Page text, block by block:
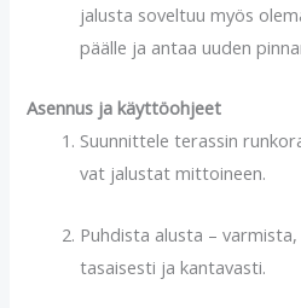
jalusta soveltuu myös
päälle ja antaa uuden
Asennus ja käyttöohjeet
Suunnittele terassin
vat jalustat mittoineen.
Puhdista alusta –
tasaisesti ja kantavasti.